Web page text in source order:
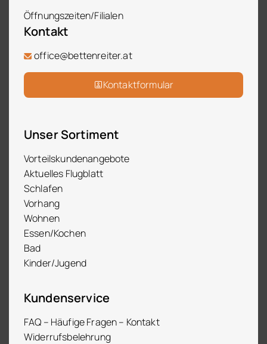
Öffnungszeiten/Filialen
Kontakt
office@bettenreiter.at
Kontaktformular
Unser Sortiment
Vorteilskundenangebote
Aktuelles Flugblatt
Schlafen
Vorhang
Wohnen
Essen/Kochen
Bad
Kinder/Jugend
Kundenservice
FAQ – Häufige Fragen – Kontakt
Widerrufsbelehrung